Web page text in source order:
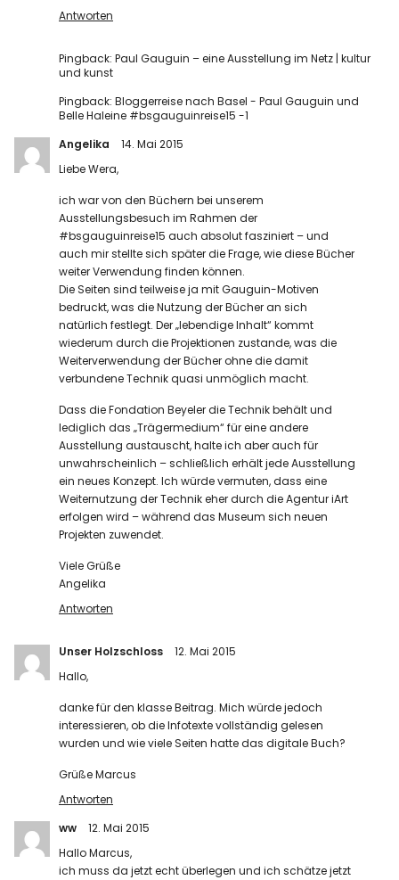
Antworten
Pingback:Paul Gauguin – eine Ausstellung im Netz | kultur
und kunst
Pingback:Bloggerreise nach Basel - Paul Gauguin und
Belle Haleine #bsgauguinreise15 -1
Angelika
14. Mai 2015
Liebe Wera,
ich war von den Büchern bei unserem
Ausstellungsbesuch im Rahmen der
#bsgauguinreise15 auch absolut fasziniert – und
auch mir stellte sich später die Frage, wie diese Bücher
weiter Verwendung finden können.
Die Seiten sind teilweise ja mit Gauguin-Motiven
bedruckt, was die Nutzung der Bücher an sich
natürlich festlegt. Der „lebendige Inhalt“ kommt
wiederum durch die Projektionen zustande, was die
Weiterverwendung der Bücher ohne die damit
verbundene Technik quasi unmöglich macht.
Dass die Fondation Beyeler die Technik behält und
lediglich das „Trägermedium“ für eine andere
Ausstellung austauscht, halte ich aber auch für
unwahrscheinlich – schließlich erhält jede Ausstellung
ein neues Konzept. Ich würde vermuten, dass eine
Weiternutzung der Technik eher durch die Agentur iArt
erfolgen wird – während das Museum sich neuen
Projekten zuwendet.
Viele Grüße
Angelika
Antworten
Unser Holzschloss
12. Mai 2015
Hallo,
danke für den klasse Beitrag. Mich würde jedoch
interessieren, ob die Infotexte vollständig gelesen
wurden und wie viele Seiten hatte das digitale Buch?
Grüße Marcus
Antworten
ww
12. Mai 2015
Hallo Marcus,
ich muss da jetzt echt überlegen und ich schätze jetzt